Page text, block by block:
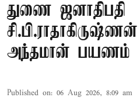
துணை ஜனாதிபதி
அந்தமான் பயணம்
Published on: 06 Aug 2026, 8:09 am